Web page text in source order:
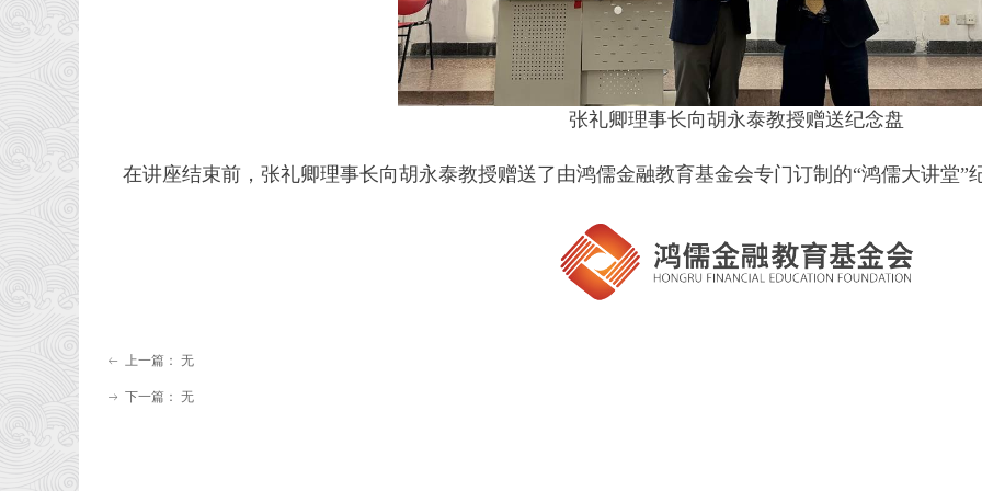
张礼卿理事长向胡永泰教授赠送纪念盘
在讲座结束前，张礼卿理事长向胡永泰教授赠送了由鸿儒金融教育基金会专门订制的“鸿儒大讲堂”
ꂃ 上一篇： 无
ꁹ 下一篇： 无